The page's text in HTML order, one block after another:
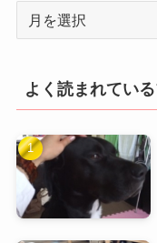
よく読まれてい